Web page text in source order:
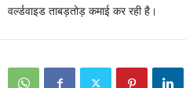
वर्ल्डवाइड ताबड़तोड़ कमाई कर रही है।